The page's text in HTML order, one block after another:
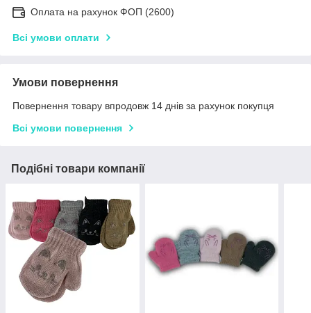
Оплата на рахунок ФОП (2600)
Всі умови оплати
Умови повернення
Повернення товару впродовж 14 днів за рахунок покупця
Всі умови повернення
Подібні товари компанії